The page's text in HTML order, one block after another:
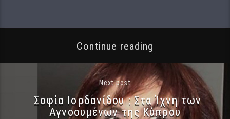
Continue reading
Next post
Σοφία Ιορδανίδου : Στα Ίχνη των
Αγνοουμένων της Κύπρου